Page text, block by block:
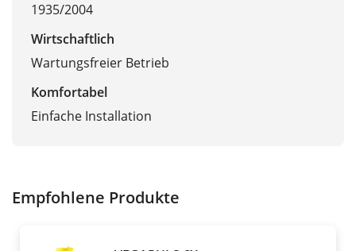
1935/2004
Wirtschaftlich
Wartungsfreier Betrieb
Komfortabel
Einfache Installation
Empfohlene Produkte